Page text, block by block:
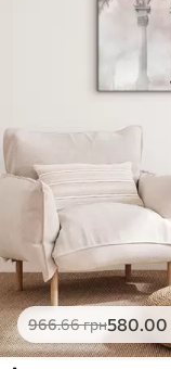
966.66грн580.00